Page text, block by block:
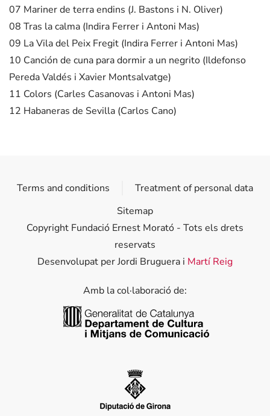
07 Mariner de terra endins (J. Bastons i N. Oliver)
08 Tras la calma (Indira Ferrer i Antoni Mas)
09 La Vila del Peix Fregit (Indira Ferrer i Antoni Mas)
10 Canción de cuna para dormir a un negrito (Ildefonso
Pereda Valdés i Xavier Montsalvatge)
11 Colors (Carles Casanovas i Antoni Mas)
12 Habaneras de Sevilla (Carlos Cano)
Terms and conditions
Treatment of personal data
Sitemap
Copyright Fundació Ernest Morató - Tots els drets
reservats
Desenvolupat per Jordi Bruguera i Martí Reig
Amb la col·laboració de:
Generalitat de Catalunya
Diputació de Girona